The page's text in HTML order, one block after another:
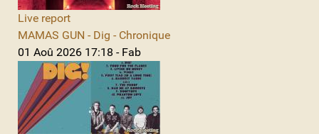
Live report
MAMAS GUN - Dig - Chronique
01 Aoû 2026 17:18 - Fab